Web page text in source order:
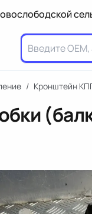
/ Кронштейн